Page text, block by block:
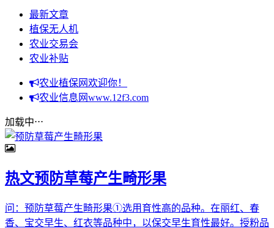
最新文章
植保无人机
农业交易会
农业补贴
农业植保网欢迎你！
农业信息网www.12f3.com
加载中⋅⋅⋅
热文预防草莓产生畸形果
问：预防草莓产生畸形果①选用育性高的品种。在丽红、春
香、宝交早生、红衣等品种中，以保交早生育性最好。授粉品